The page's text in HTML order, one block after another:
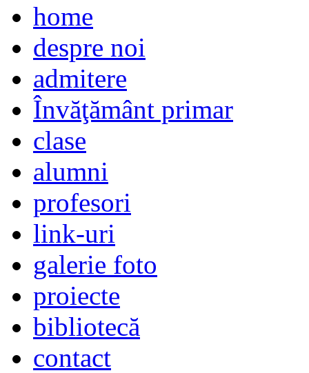
home
despre noi
admitere
Învăţământ primar
clase
alumni
profesori
link-uri
galerie foto
proiecte
bibliotecă
contact